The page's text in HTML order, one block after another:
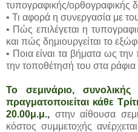
τυπογραφικής/ορθογραφικής
• Τι αφορά η συνεργασία με
• Πώς επιλέγεται η
και πώς δημιουργείται το
• Ποια είναι τα βήματα ως
την τοποθέτησή του στα ράφια
Το σεμινάριο,
πραγματοποιείται κάθε
20.00μ.μ., στην αίθουσα
κόστος συμμετοχής